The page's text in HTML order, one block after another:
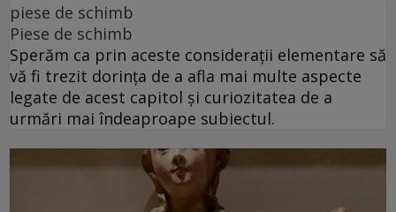
piese de schimb
Piese de schimb
Sperăm ca prin aceste considerații elementare să
vă fi trezit dorința de a afla mai multe aspecte
legate de acest capitol și curiozitatea de a
urmări mai îndeaproape subiectul.